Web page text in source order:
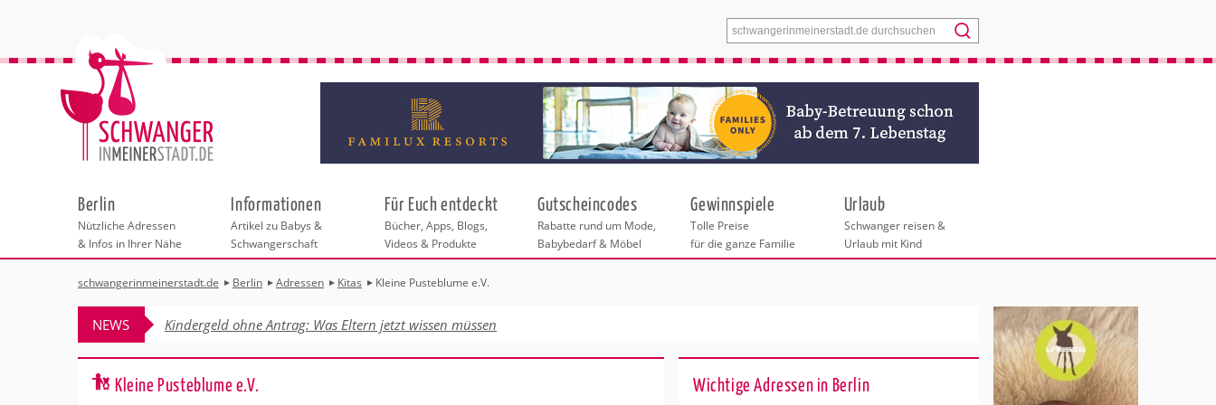
Menü
Berlin
Nützliche Adressen
& Infos in Ihrer Nähe
Städteauswahl
Adressen
Hebammen
Geburtshäuser
Frauenärzte
Behördengänge &
Checklisten
Beratungsstellen
Kinderwunschzentren Berlin
Schwangerschaftskurse
Erste Hilfe & Beratung
Rückbildung
Shopping
Wellness & Gesundheit
Fotografie & Dienstleistungen
Informationen
Artikel zu Babys &
Schwangerschaft
Für Euch entdeckt
Bücher, Apps, Blogs,
Videos & Produkte
Gutscheincodes
Rabatte rund um Mode,
Babybedarf & Möbel
Gewinnspiele
Tolle Preise
für die ganze Familie
Urlaub
Schwanger reisen &
Urlaub mit Kind
schwangerinmeinerstadt.de Berlin Adressen Kitas Kleine Pusteblume e.V.
NEWS Kindergeld ohne Antrag: Was Eltern jetzt wissen müssen
Kleine Pusteblume e.V. Wichtige Adressen in Berlin